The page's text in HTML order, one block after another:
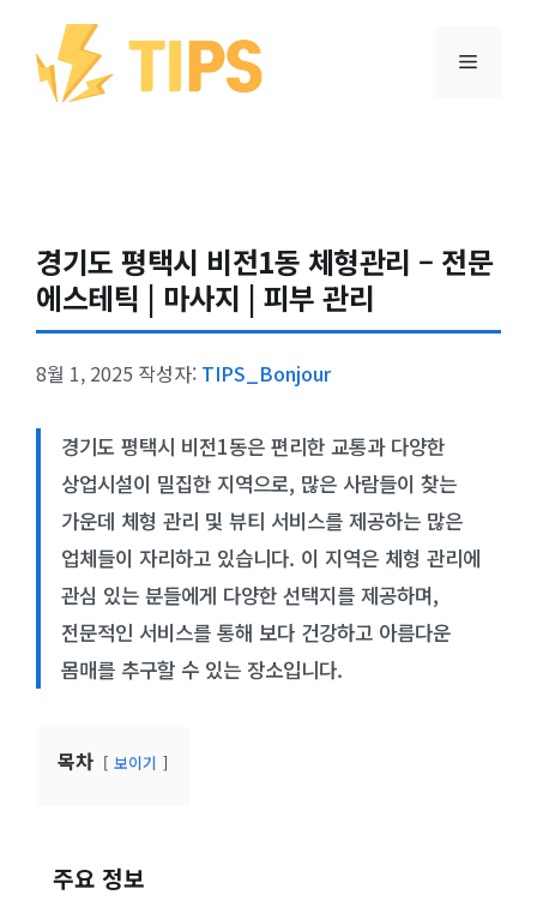
건너뛰기
메뉴
경기도 평택시 비전1동 체형관리 – 전문
에스테틱 | 마사지 | 피부 관리
8월 1, 2025 작성자: TIPS_Bonjour
경기도 평택시 비전1동은 편리한 교통과 다양한
상업시설이 밀집한 지역으로, 많은 사람들이 찾는
가운데 체형 관리 및 뷰티 서비스를 제공하는 많은
업체들이 자리하고 있습니다. 이 지역은 체형 관리에
관심 있는 분들에게 다양한 선택지를 제공하며,
전문적인 서비스를 통해 보다 건강하고 아름다운
몸매를 추구할 수 있는 장소입니다.
목차 보이기
주요 정보